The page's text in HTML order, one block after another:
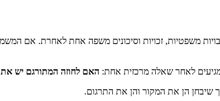
משפטיות, זכויות וסיכונים משפה אחת לאחרת. אם
מגיעים לאחר שאלה מרכזית אחת: האם לחוזה המתורגם יש
שיבחן הן את המקור והן את התרגום.